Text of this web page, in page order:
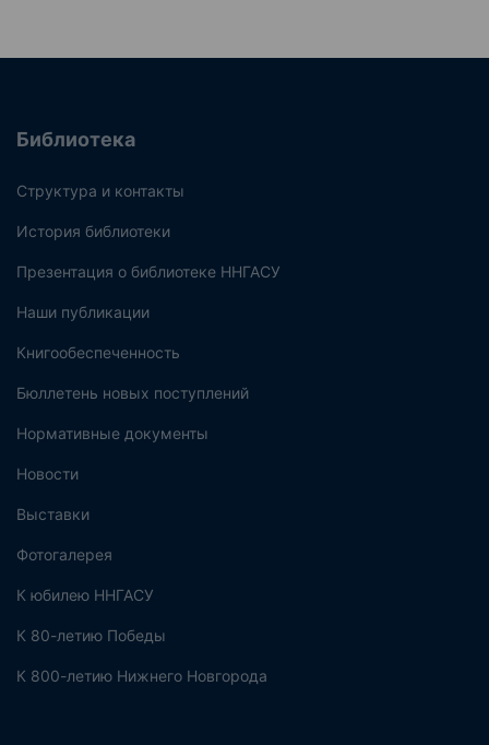
Библиотека
Структура и контакты
История библиотеки
Презентация о библиотеке ННГАСУ
Наши публикации
Книгообеспеченность
Бюллетень новых поступлений
Нормативные документы
Новости
Выставки
Фотогалерея
К юбилею ННГАСУ
К 80-летию Победы
К 800-летию Нижнего Новгорода